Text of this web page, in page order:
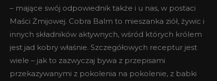
– mające swój odpowiednik także i u nas, w postaci
Maści Żmijowej. Cobra Balm to mieszanka ziół, żywic i
innych składników aktywnych, wśród których królem
jest jad kobry właśnie. Szczegółowych receptur jest
wiele – jak to zazwyczaj bywa z przepisami
przekazywanymi z pokolenia na pokolenie, z babki